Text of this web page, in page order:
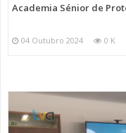
Academia Sénior de
04 Outubro 2024 0 K